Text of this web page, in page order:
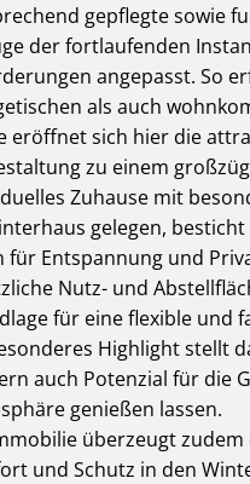
gepflegte sowie
der fortlaufenden
angepasst. So
als auch
eröffnet sich hier die
zu einem
Zuhause mit
gelegen,
für Entspannung und
Nutz- und
für eine flexible und
Highlight stellt
auch Potenzial für die
genießen lassen.
überzeugt
und Schutz in den